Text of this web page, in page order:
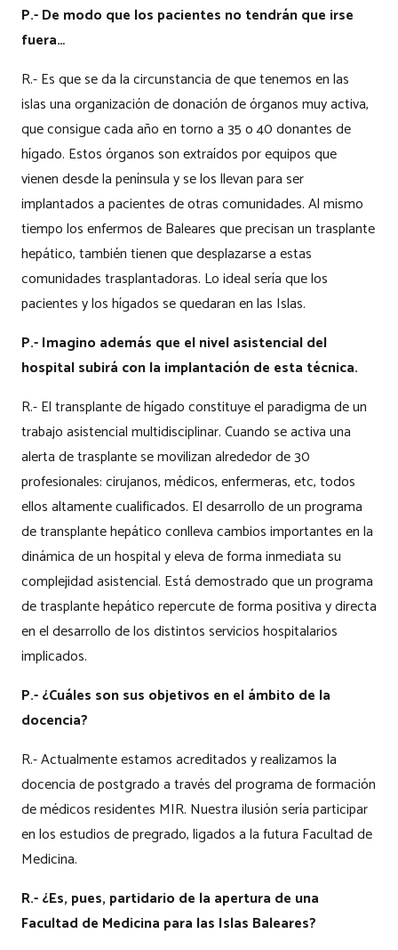
P.- De modo que los pacientes no tendrán que irse
fuera…
R.- Es que se da la circunstancia de que tenemos en las
islas una organización de donación de órganos muy activa,
que consigue cada año en torno a 35 o 40 donantes de
hígado. Estos órganos son extraídos por equipos que
vienen desde la península y se los llevan para ser
implantados a pacientes de otras comunidades. Al mismo
tiempo los enfermos de Baleares que precisan un trasplante
hepático, también tienen que desplazarse a estas
comunidades trasplantadoras. Lo ideal sería que los
pacientes y los hígados se quedaran en las Islas.
P.- Imagino además que el nivel asistencial del
hospital subirá con la implantación de esta técnica.
R.- El transplante de hígado constituye el paradigma de un
trabajo asistencial multidisciplinar. Cuando se activa una
alerta de trasplante se movilizan alrededor de 30
profesionales: cirujanos, médicos, enfermeras, etc, todos
ellos altamente cualificados. El desarrollo de un programa
de transplante hepático conlleva cambios importantes en la
dinámica de un hospital y eleva de forma inmediata su
complejidad asistencial. Está demostrado que un programa
de trasplante hepático repercute de forma positiva y directa
en el desarrollo de los distintos servicios hospitalarios
implicados.
P.- ¿Cuáles son sus objetivos en el ámbito de la
docencia?
R.- Actualmente estamos acreditados y realizamos la
docencia de postgrado a través del programa de formación
de médicos residentes MIR. Nuestra ilusión sería participar
en los estudios de pregrado, ligados a la futura Facultad de
Medicina.
R.- ¿Es, pues, partidario de la apertura de una
Facultad de Medicina para las Islas Baleares?